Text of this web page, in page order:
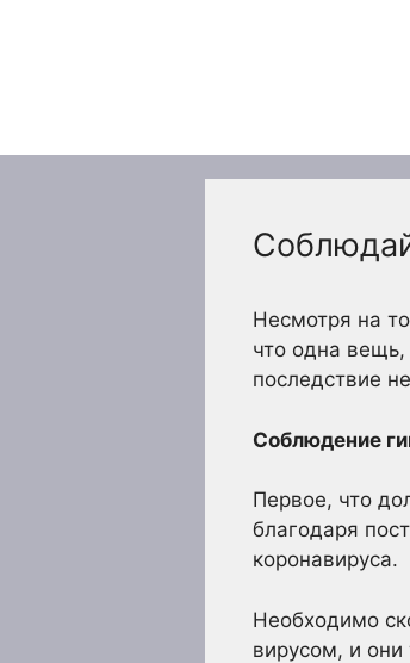
Несмотря на
что одна
последствие
Соблюдение
Первое, что
благодаря
коронавируса.
Необходимо
вирусом, и